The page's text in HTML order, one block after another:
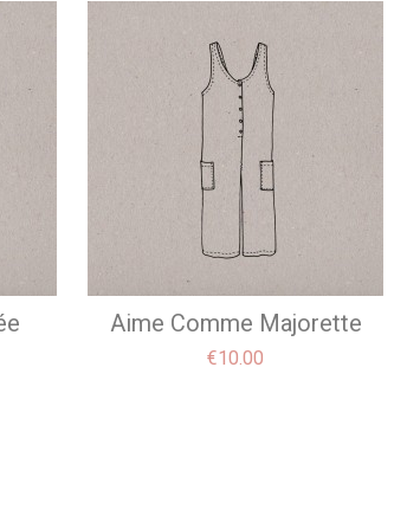
Aime Comme Majorette
Price
€10.00